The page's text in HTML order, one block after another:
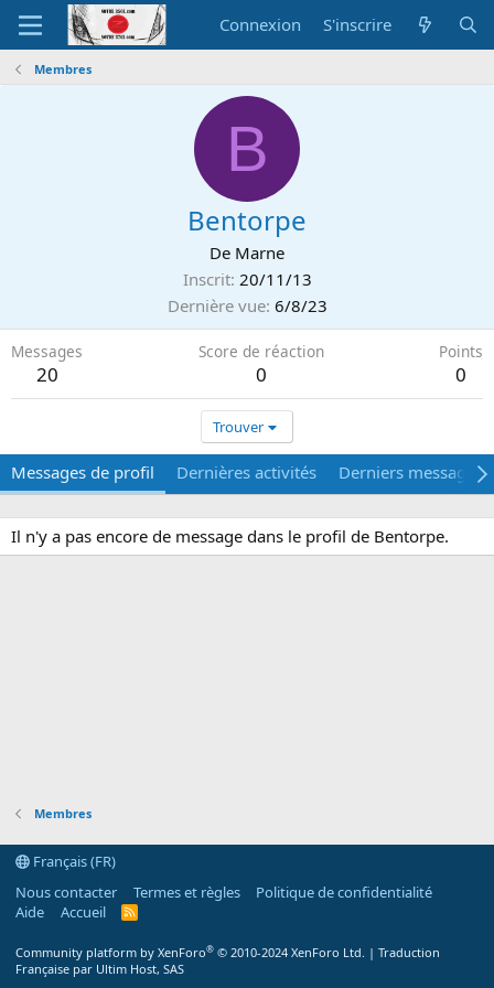
Connexion S'inscrire
Membres
B
Bentorpe
De Marne
Inscrit 20/11/13
Dernière vue 6/8/23
Messages
20
Score de réaction
0
Points
0
Trouver
Messages de profil Dernières activités Derniers messages
Il n'y a pas encore de message dans le profil de Bentorpe.
Membres
Français (FR)
Nous contacter
Termes et règles
Politique de confidentialité
Aide
Accueil
R
Community platform by XenForo® © 2010-2024 XenForo Ltd. | Traduction
Française par Ultim Host, SAS